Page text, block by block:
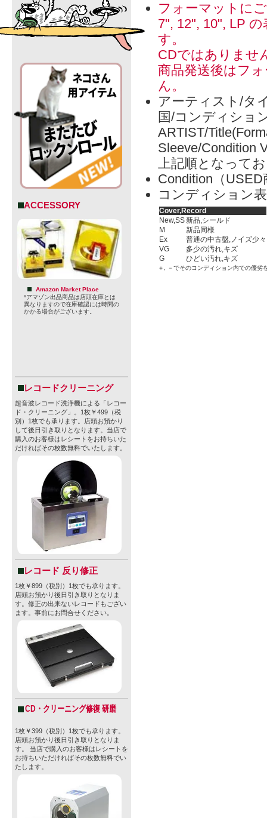
ACCESSORY
Amazon Market Place
*アマゾン出品商品は店頭在庫とは
異なりますので在庫確認には時間の
かかる場合がございます。
レコードクリーニング
超音波レコード洗浄機による「レコー
ド・クリーニング」。1枚￥499（税
別）1枚でも承ります。店頭お預かり
して後日引き取りとなります。当店で
購入のお客様はレシートをお持ちいた
だければその枚数無料でいたします。
レコード 反り修正
1枚￥899（税別）1枚でも承ります。
店頭お預かり後日引き取りとなりま
す。修正の出来ないレコードもござい
ます。事前にお問合せください。
CD・クリーニング修復 研磨
1枚￥399（税別）1枚でも承ります。
店頭お預かり後日引き取りとなりま
す。 当店で購入のお客様はレシートを
お持ちいただければその枚数無料でい
たします。
フォーマットに
7", 12", 10", LP
す。
CDではありませ
商品発送後はフ
ん。
アーティスト/タ
国/コンディショ
ARTIST/
Sleeve/Condition
上記順となって
Condition（
コンディション
Cover,Record
New,SS新品,シールド
M
新品同様
Ex
普通の中古盤,ノイズ少々
VG
多少の汚れ,キズ
G
ひどい汚れ,キズ
＋, －でそのコンディション内での優劣